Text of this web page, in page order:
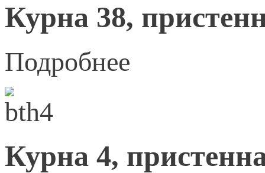
Курна 38,
Подробнее
Курна 4,